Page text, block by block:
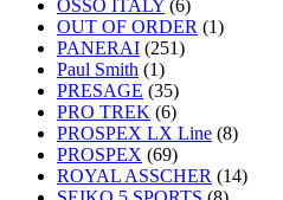
OSSO ITALY (6)
OUT OF ORDER (1)
PANERAI (251)
Paul Smith (1)
PRESAGE (35)
PRO TREK (6)
PROSPEX LX Line (8)
PROSPEX (69)
ROYAL ASSCHER (14)